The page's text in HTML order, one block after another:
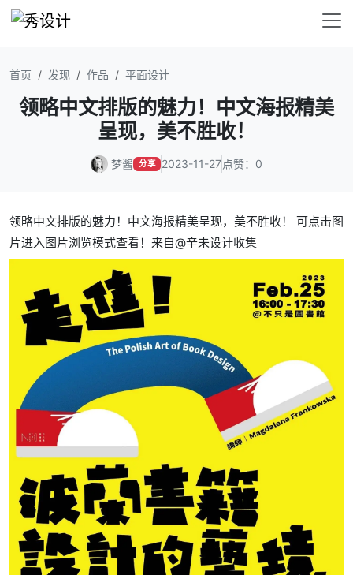
首页 发现 作品 平面设计
领略中文排版的魅力！中文海报精美
呈现，美不胜收！
梦酱 分享 2023-11-27点赞：0
领略中文排版的魅力！中文海报精美呈现，美不胜收！ 可点击图
片进入图片浏览模式查看！来自@辛未设计收集